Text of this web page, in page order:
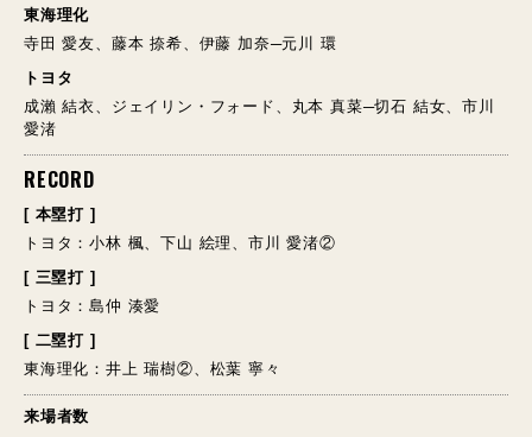
東海理化
寺田 愛友、藤本 捺希、伊藤 加奈─元川 環
トヨタ
成瀨 結衣、ジェイリン・フォード、丸本 真菜─切石 結女、市川
愛渚
RECORD
[ 本塁打 ]
トヨタ：小林 楓、下山 絵理、市川 愛渚②
[ 三塁打 ]
トヨタ：島仲 湊愛
[ 二塁打 ]
東海理化：井上 瑞樹②、松葉 寧々
来場者数